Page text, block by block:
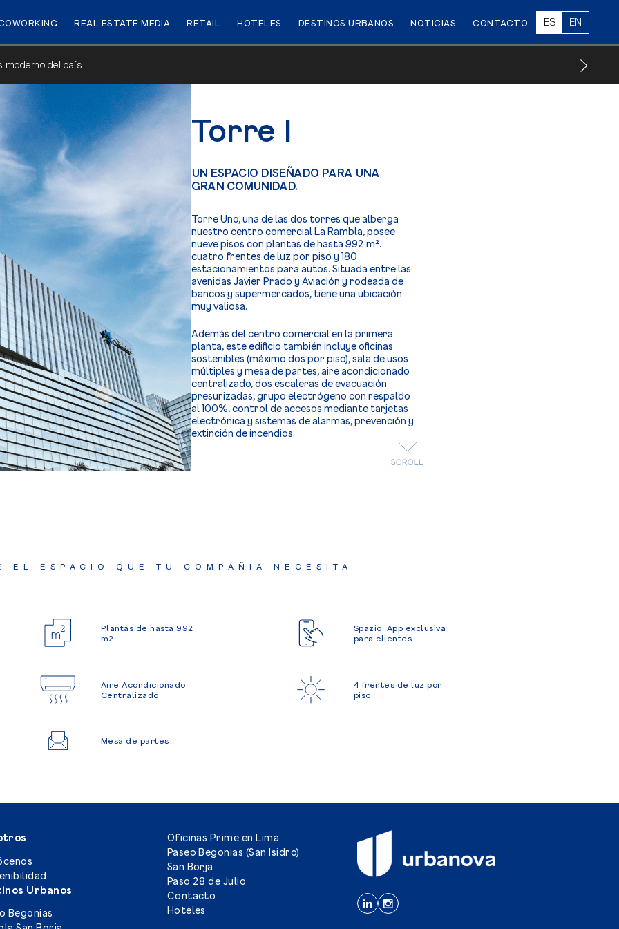
REAL ESTATE MEDIA RETAIL HOTELES DESTINOS URBANOS NOTICIAS CONTACTO ES EN
moderno del país.
Torre I
UN ESPACIO DISEÑADO PARA UNA
GRAN COMUNIDAD.
Torre Uno, una de las dos torres que alberga
nuestro centro comercial La Rambla, posee
nueve pisos con plantas de hasta 992 m².
cuatro frentes de luz por piso y 180
estacionamientos para autos. Situada entre las
avenidas Javier Prado y Aviación y rodeada de
bancos y supermercados, tiene una ubicación
muy valiosa.
Además del centro comercial en la primera
planta, este edificio también incluye oficinas
sostenibles (máximo dos por piso), sala de usos
múltiples y mesa de partes, aire acondicionado
centralizado, dos escaleras de evacuación
presurizadas, grupo electrógeno con respaldo
al 100%, control de accesos mediante tarjetas
electrónica y sistemas de alarmas, prevención y
extinción de incendios.
EL ESPACIO QUE TU COMPAÑIA NECESITA
Plantas de hasta 992
m2
Spazio: App exclusiva
para clientes
Aire Acondicionado
Centralizado
4 frentes de luz por
piso
Mesa de partes
Oficinas Prime en Lima
Paseo Begonias (San Isidro)
San Borja
Paso 28 de Julio
Contacto
Hoteles
Urbanos
Begonias